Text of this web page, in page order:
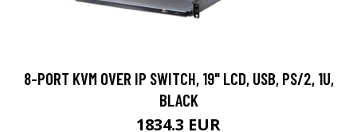
8-PORT KVM OVER IP SWITCH, 19" LCD, USB, PS/2, 1U,
BLACK
1834.3 EUR